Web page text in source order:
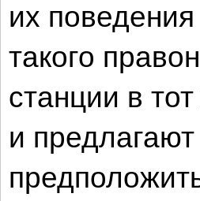
их
такого
станции в
и